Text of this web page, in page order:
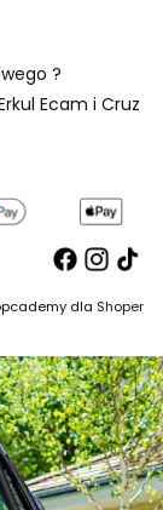
?
Ecam i Cruz
dla Shoper